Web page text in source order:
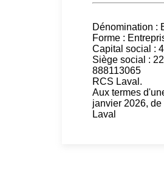
Dénomination :
Forme :
Capital social :
Siège social :
888113065
RCS Laval.
Aux termes
janvier 2026,
Laval